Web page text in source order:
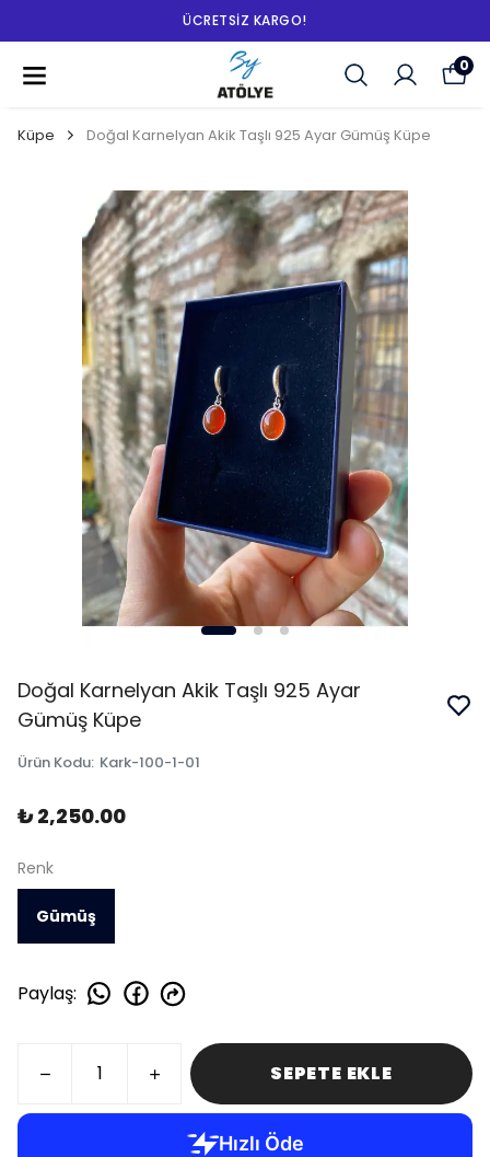
ÜCRETSIZ KARGO!
0
Küpe Doğal Karnelyan Akik Taşlı 925 Ayar Gümüş Küpe
Doğal Karnelyan Akik Taşlı 925 Ayar
Gümüş Küpe
Ürün Kodu: Kark-100-1-01
₺ 2,250.00
Renk
Gümüş
Paylaş:
SEPETE EKLE